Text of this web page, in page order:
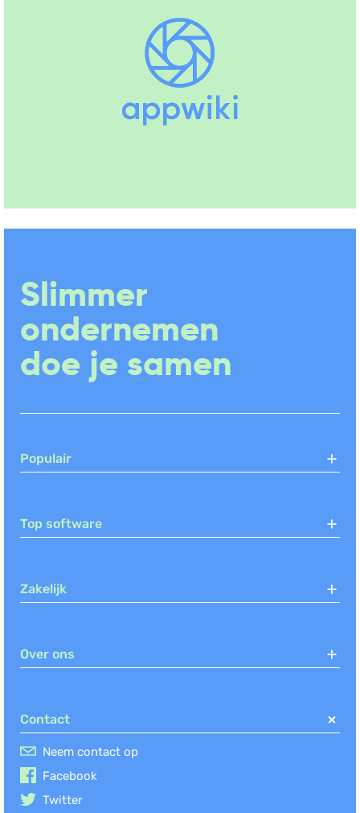
Slimmer
ondernemen
doe je samen
Populair
Top software
Zakelijk
Over ons
Contact
Neem contact op
Facebook
Twitter